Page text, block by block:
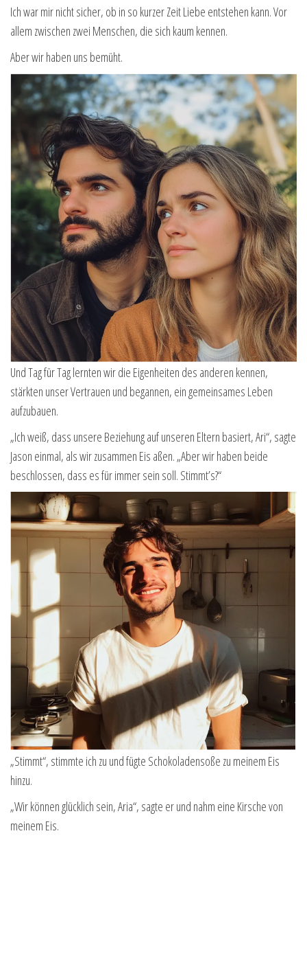
Ich war mir nicht sicher, ob in so kurzer Zeit Liebe entstehen kann. Vor
allem zwischen zwei Menschen, die sich kaum kennen.
Aber wir haben uns bemüht.
Und Tag für Tag lernten wir die Eigenheiten des anderen kennen,
stärkten unser Vertrauen und begannen, ein gemeinsames Leben
aufzubauen.
„Ich weiß, dass unsere Beziehung auf unseren Eltern basiert, Ari“, sagte
Jason einmal, als wir zusammen Eis aßen. „Aber wir haben beide
beschlossen, dass es für immer sein soll. Stimmt’s?“
„Stimmt“, stimmte ich zu und fügte Schokoladensoße zu meinem Eis
hinzu.
„Wir können glücklich sein, Aria“, sagte er und nahm eine Kirsche von
meinem Eis.